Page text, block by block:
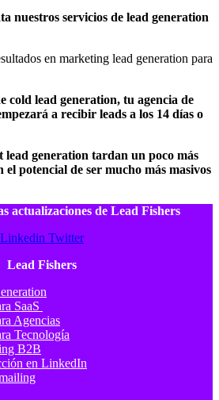
nuestros servicios de lead generation
en marketing lead generation para
cold lead generation, tu agencia de
a recibir leads a los 14 días o
lead generation tardan un poco más
el potencial de ser mucho más masivos
actualizaciones de Lead Fishers
Linkedin Twitter
Lead Fishers
SaaS
Agencias
Tecnología
B2B
en LinkedIn